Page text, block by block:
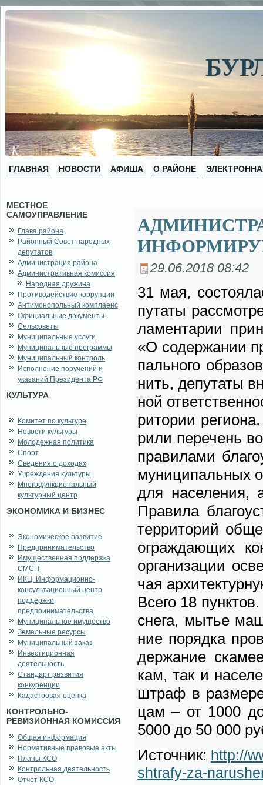
ГЛАВНАЯ НОВОСТИ АФИША О РАЙОНЕ
МЕСТНОЕ
САМОУПРАВЛЕНИЕ
Глава района
Районный Совет народных
депутатов
Администрация района
Административная комиссия
Народная дружина
Противодействие коррупции
Антимонопольный комплаенс
Официальные документы
Сельсоветы
Муниципальные услуги
Муниципальные программы
Муниципальный контроль
Исполнение поручений и
указаний Президента РФ
КУЛЬТУРА
Комитет по культуре
Новости культуры
Молодежная политика
Спорт
Сведения о доходах
Учреждения культуры
Многофункциональный
культурный центр
ЭКОНОМИКА И БИЗНЕС
Экономическое развитие
Предпринимательство
Имущественная поддержка
СМСП
ИКЦ. Информационно-
консультационный центр
поддержки
предпринимательства
Муниципальное имущество
Земельные ресурсы
Муниципальный заказ
Инвестиционная
деятельность
Стандарт развития
конкуренции
Кадастровая оценка
КОНТРОЛЬНО-
РЕВИЗИОННАЯ КОМИССИЯ
Общая информация
Нормативные правовые акты
Планы КСО
Контрольная деятельность
Отчет КСО
29.06.2018 08:42
31 мая,
пу­та­ты
ла­мен­та­рии
«О со­дер­жа­нии
паль­но­го
нить, де­пу­та­ты
ной
ри­то­рии
ри­ли пе­ре­чень
пра­ви­ла­ми
му­ни­ци­паль­ных
для на­се­ле­ния,
Пра­ви­ла
тер­ри­то­рий
ограж­да­ю­щих
ор­га­ни­за­ции
чая
Все­го 18
сне­га, мы­тье
ние по­ряд­ка
дер­жа­ние
кам, так и
штраф в
цам – от 1000
5000 до 50 000
Ис­точ­ник: http://
shtrafy-za-